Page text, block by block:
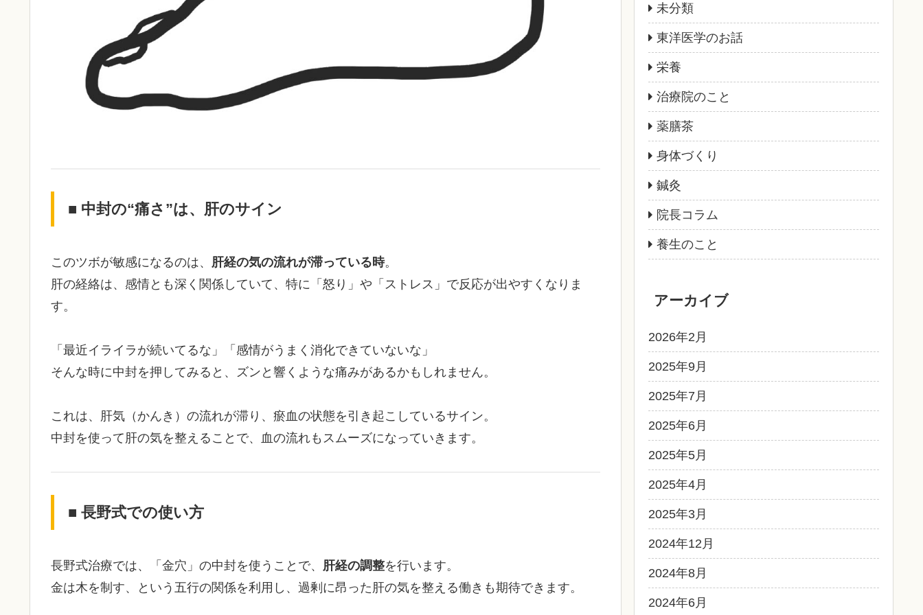
■ 中封の“痛さ”は、肝のサイン
このツボが敏感になるのは、 肝経の気の流れが滞っている時。
肝の経絡は、感情とも深く関係していて、特に「怒り」や「ストレス」で反応が出やすくなりま
す。
「最近イライラが続いてるな」「感情がうまく消化できていないな」
そんな時に中封を押してみると、ズンと響くような痛みがあるかもしれません。
これは、肝気（かんき）の流れが滞り、瘀血の状態を引き起こしているサイン。
中封を使って肝の気を整えることで、血の流れもスムーズになっていきます。
■ 長野式での使い方
長野式治療では、「金穴」の中封を使うことで、 肝経の調整を行います。
金は木を制す、という五行の関係を利用し、過剰に昂った肝の気を整える働きも期待できます。
未分類
東洋医学のお話
栄養
治療院のこと
薬膳茶
身体づくり
鍼灸
院長コラム
養生のこと
アーカイブ
2026年2月
2025年9月
2025年7月
2025年6月
2025年5月
2025年4月
2025年3月
2024年12月
2024年8月
2024年6月